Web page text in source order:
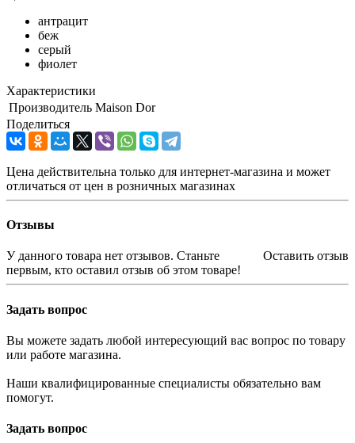
антрацит
беж
серый
фиолет
Характеристики
Производитель Maison Dor
Поделиться
Цена действительна только для интернет-магазина и может
отличаться от цен в розничных магазинах
Отзывы
Оставить отзыв
У данного товара нет отзывов. Станьте
первым, кто оставил отзыв об этом товаре!
Задать вопрос
Вы можете задать любой интересующий вас вопрос по товару
или работе магазина.
Наши квалифицированные специалисты обязательно вам
помогут.
Задать вопрос